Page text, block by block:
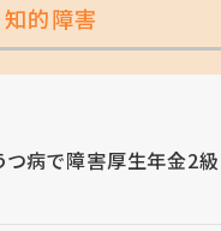
知的障害
つ病で障害厚生年金2